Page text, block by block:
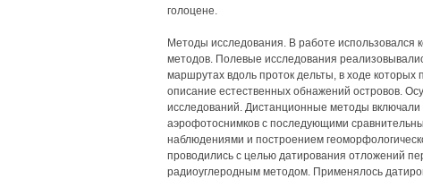
голоцене.
Методы исследования. В работе использовался
методов. Полевые исследования
маршрутах вдоль проток дельты, в ходе которых
описание естественных обнажений островов.
исследований. Дистанционные методы включали
аэрофотоснимков с последующими
наблюдениями и построением
проводились с целью датирования отложений
радиоуглеродным методом. Применялось